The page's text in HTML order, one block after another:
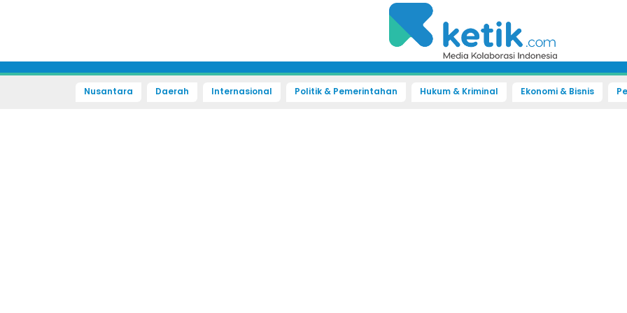
Nusantara Daerah Internasional Politik & Pemerintahan Hukum & Kriminal Ekonomi & Bisnis